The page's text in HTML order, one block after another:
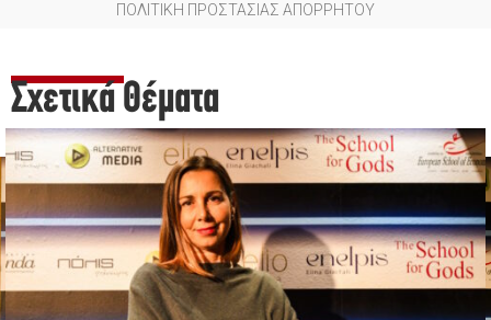
ΠΟΛΙΤΙΚΗ ΠΡΟΣΤΑΣΙΑΣ ΑΠΟΡΡΗΤΟΥ
Σχετικά Θέματα